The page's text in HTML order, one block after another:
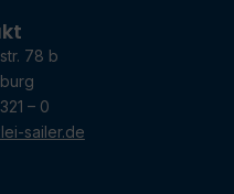
78 b
– 0
sailer.de